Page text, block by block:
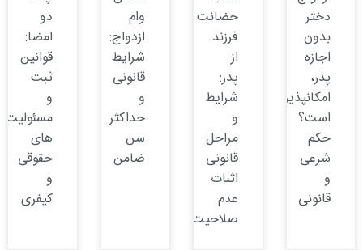
دختر
بدون
اجازه
پدر،
امکانپذیر
است؟
حکم
شرعی
و
قانونی
حضانت
فرزند
از
پدر:
شرایط
و
مراحل
قانونی
اثبات
عدم
صلاحیت
وام
ازدواج:
شرایط
قانونی
و
حداکثر
سن
ضامن
دو
امضا:
قوانین
ثبت
و
مسئولیت
های
حقوقی
و
کیفری